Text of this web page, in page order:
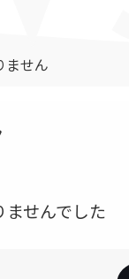
ません
せんでした